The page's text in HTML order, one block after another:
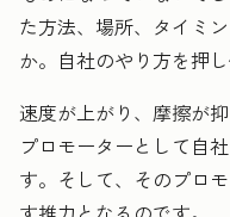
た方法、場所、タイミ
か。自社のやり方を押
速度が上がり、摩擦が
プロモーターとして自
す。そして、そのプロ